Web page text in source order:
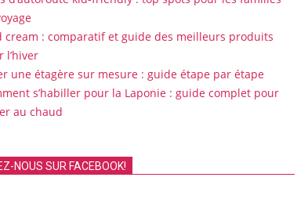
cream : comparatif et guide des meilleurs produits
l’hiver
une étagère sur mesure : guide étape par étape
s’habiller pour la Laponie : guide complet pour
au chaud
NOUS SUR FACEBOOK!